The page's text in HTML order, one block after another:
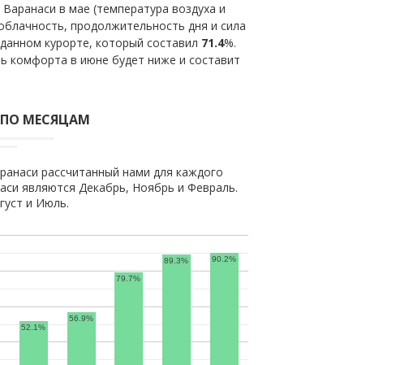
в мае (температура воздуха и
продолжительность дня и сила
курорте, который составил 71.4%.
комфорта в июне будет ниже и составит
МЕСЯЦАМ
рассчитанный нами для каждого
являются Декабрь, Ноябрь и Февраль.
и Июль.
52.1%
56.9%
79.7%
89.3% 90.2%